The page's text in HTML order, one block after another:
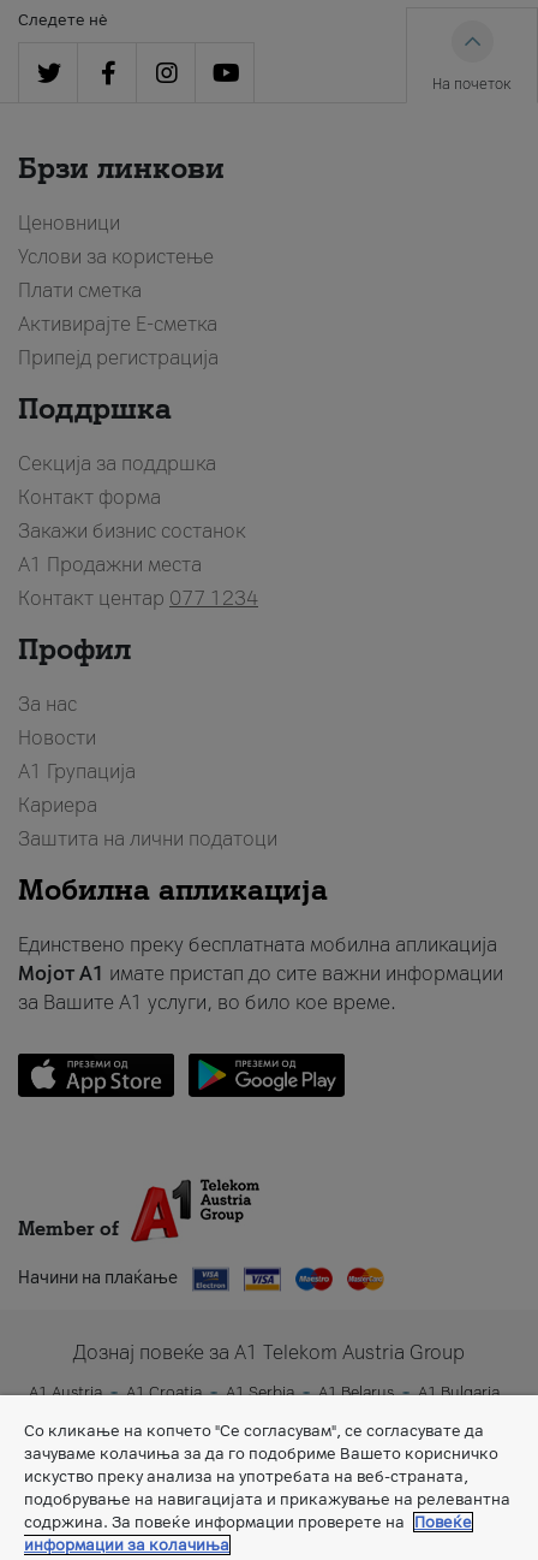
Следете нè
На почеток
Брзи линкови
Ценовници
Услови за користење
Плати сметка
Активирајте Е-сметка
Припејд регистрација
Поддршка
Секција за поддршка
Контакт форма
Закажи бизнис состанок
A1 Продажни места
Контакт центар 077 1234
Профил
За нас
Новости
А1 Групација
Кариера
Заштита на лични податоци
Мобилна апликација
Единствено преку бесплатната мобилна апликација
Мојот A1 имате пристап до сите важни информации
за Вашите A1 услуги, во било кое време.
Member of
Начини на плаќање
Дознај повеќе за A1 Telekom Austria Group
A1 Austria A1 Croatia A1 Serbia A1 Belarus
A1 Bulgaria
A1 Slovenia
A1 Digital
Со кликање на копчето "Се согласувам", се согласувате да
зачуваме колачиња за да го подобриме Вашето корисничко
искуство преку анализа на употребата на веб-страната,
подобрување на навигацијата и прикажување на релевантна
содржина. За повеќе информации проверете на
Повеќе
информации за колачиња